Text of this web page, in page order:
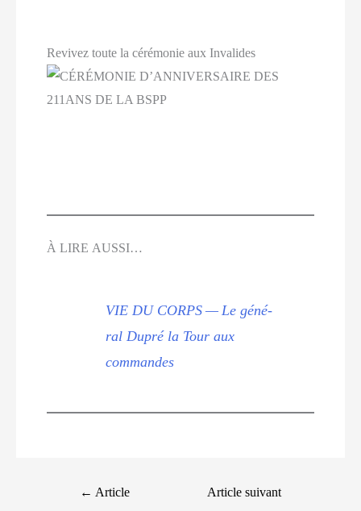
Revivez toute la cérémonie aux Invalides
À LIRE AUSSI…
VIE DU CORPS — Le géné­
ral Dupré la Tour aux
commandes
← Article
Article suivant